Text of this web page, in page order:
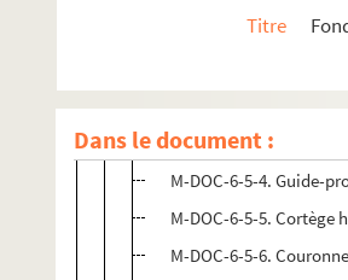
Titre
Dans le document :
M-DOC-6-5. Fêtes de Lille
M-DOC-6-5-2.
M-DOC-6-5-3. Sans titre
M-DOC-6-5-4. Guide-
M-DOC-6-5-5. Cortège
M-DOC-6-5-6.